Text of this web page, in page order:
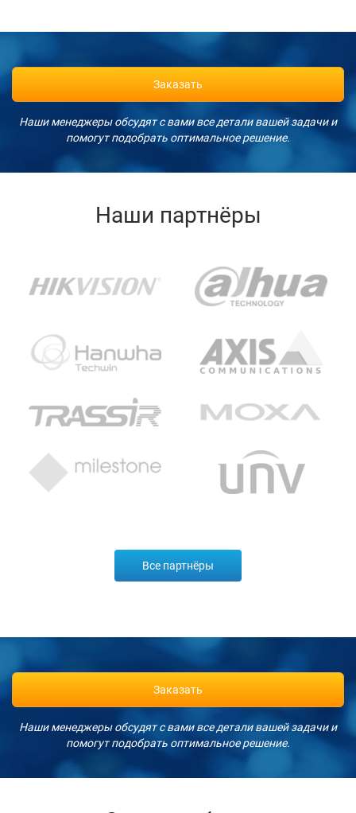
Заказать
Наши менеджеры обсудят с вами все детали вашей задачи и
помогут подобрать оптимальное решение.
Наши партнёры
Все партнёры
Заказать
Наши менеджеры обсудят с вами все детали вашей задачи и
помогут подобрать оптимальное решение.